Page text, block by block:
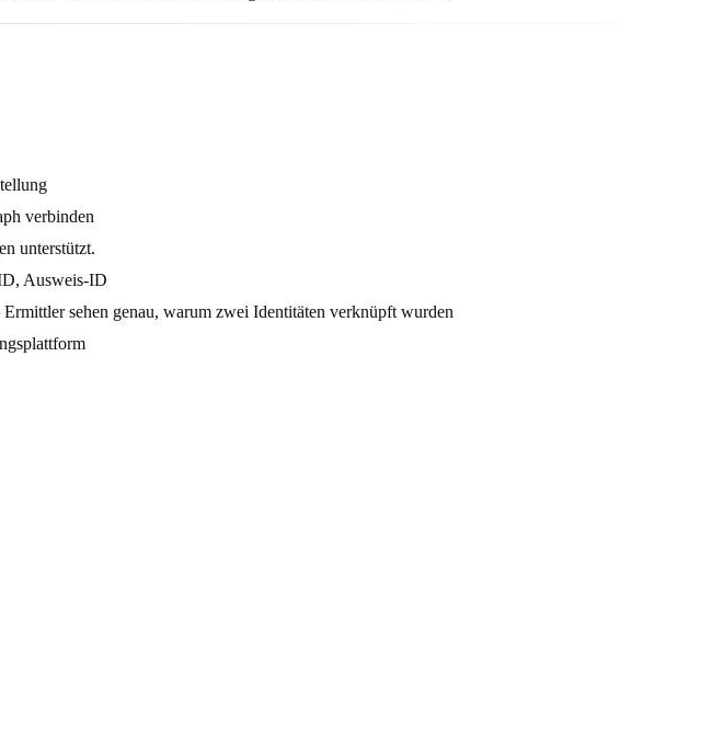
verbinden
unterstützt.
Ausweis-ID
sehen genau, warum zwei Identitäten verknüpft wurden